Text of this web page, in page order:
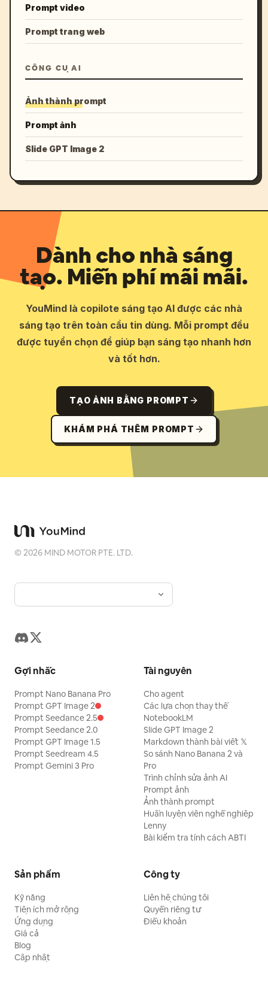
Prompt video
Prompt trang web
CÔNG CỤ AI
Ảnh thành prompt
Prompt ảnh
Slide GPT Image 2
Dành cho nhà sáng
tạo. Miễn phí mãi mãi.
YouMind là copilote sáng tạo AI được các nhà
sáng tạo trên toàn cầu tin dùng. Mỗi prompt đều
được tuyển chọn để giúp bạn sáng tạo nhanh hơn
và tốt hơn.
TẠO ẢNH BẰNG PROMPT
KHÁM PHÁ THÊM PROMPT
©2026 MIND MOTOR PTE. LTD.
Gợi nhắc
Prompt Nano Banana Pro
Prompt GPT Image 2
Prompt Seedance 2.5
Prompt Seedance 2.0
Prompt GPT Image 1.5
Prompt Seedream 4.5
Prompt Gemini 3 Pro
Tài nguyên
Cho agent
Các lựa chọn thay thế
NotebookLM
Slide GPT Image 2
Markdown thành bài viết 𝕏
So sánh Nano Banana 2 và
Pro
Trình chỉnh sửa ảnh AI
Prompt ảnh
Ảnh thành prompt
Huấn luyện viên nghề nghiệp
Lenny
Bài kiểm tra tính cách ABTI
Sản phẩm
Kỹ năng
Tiện ích mở rộng
Ứng dụng
Giá cả
Blog
Cập nhật
Công ty
Liên hệ chúng tôi
Quyền riêng tư
Điều khoản